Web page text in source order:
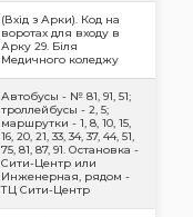
(Вхід з Арки). Код на
воротах для входу в
Арку 29. Біля
Медичного коледжу
Автобусы - № 81, 91, 51;
троллейбусы - 2, 5;
маршрутки - 1, 8, 10, 15,
16, 20, 21, 33, 34, 37, 44, 51,
75, 81, 87, 91. Остановка -
Сити-Центр или
Инженерная, рядом -
ТЦ Сити-Центр